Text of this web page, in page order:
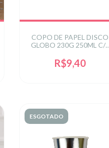
COPO DE PAPEL DISCO
GLOBO 230G 250ML C/8
R$9,40
ESGOTADO